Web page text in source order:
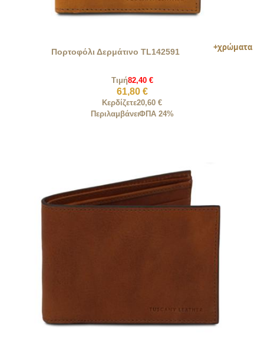
Πορτοφόλι Δερμάτινο TL142591
Τιμή82,40 €
61,80 €
Κερδίζετε20,60 €
ΠεριλαμβάνειΦΠΑ 24%